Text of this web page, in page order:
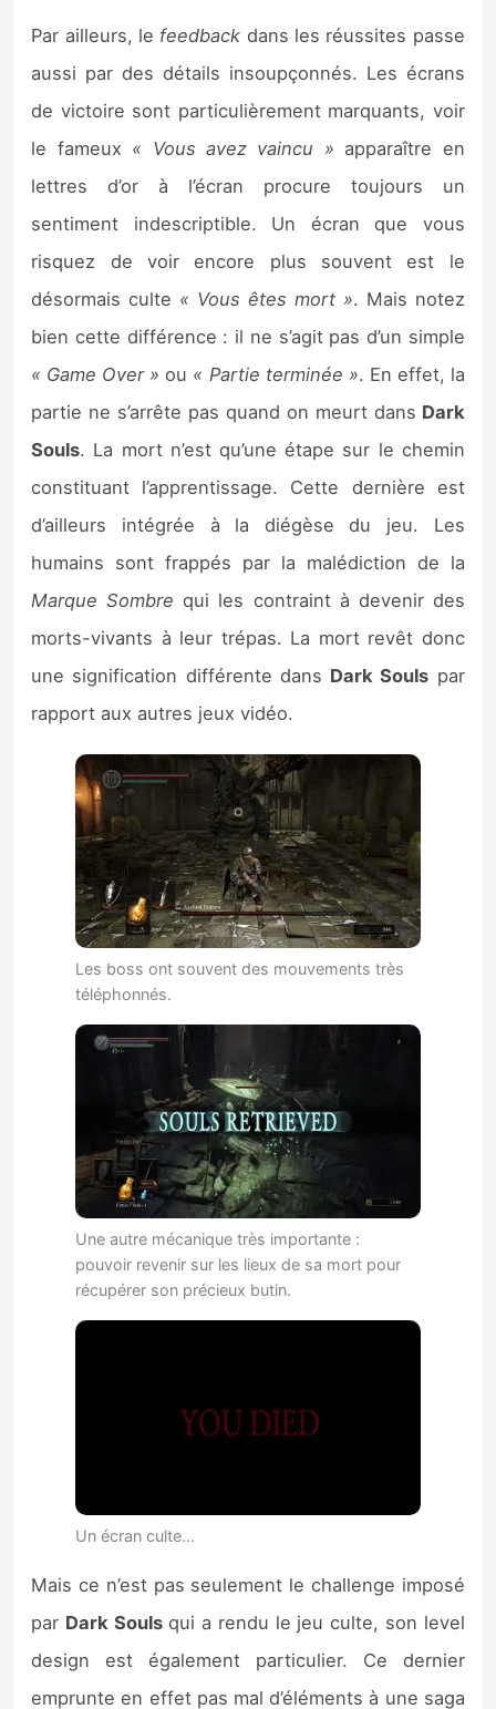
Par ailleurs, le feedback dans les réussites passe
aussi par des détails insoupçonnés. Les écrans
de victoire sont particulièrement marquants, voir
le fameux « Vous avez vaincu » apparaître en
lettres d’or à l’écran procure toujours un
sentiment indescriptible. Un écran que vous
risquez de voir encore plus souvent est le
désormais culte « Vous êtes mort ». Mais notez
bien cette différence : il ne s’agit pas d’un simple
« Game Over » ou « Partie terminée ». En effet, la
partie ne s’arrête pas quand on meurt dans Dark
Souls. La mort n’est qu’une étape sur le chemin
constituant l’apprentissage. Cette dernière est
d’ailleurs intégrée à la diégèse du jeu. Les
humains sont frappés par la malédiction de la
Marque Sombre qui les contraint à devenir des
morts-vivants à leur trépas. La mort revêt donc
une signification différente dans Dark Souls par
rapport aux autres jeux vidéo.
Les boss ont souvent des mouvements très
téléphonnés.
Une autre mécanique très importante :
pouvoir revenir sur les lieux de sa mort pour
récupérer son précieux butin.
Un écran culte…
Mais ce n’est pas seulement le challenge imposé
par Dark Soulsqui a rendu le jeu culte, son level
design est également particulier. Ce dernier
emprunte en effet pas mal d’éléments à une saga